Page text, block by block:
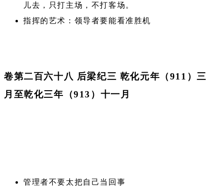
儿去，只打主场，不打客场。
指挥的艺术：领导者要能看准胜机
卷第二百六十八 后梁纪三 乾化元年（911）三
月至乾化三年（913）十一月
管理者不要太把自己当回事